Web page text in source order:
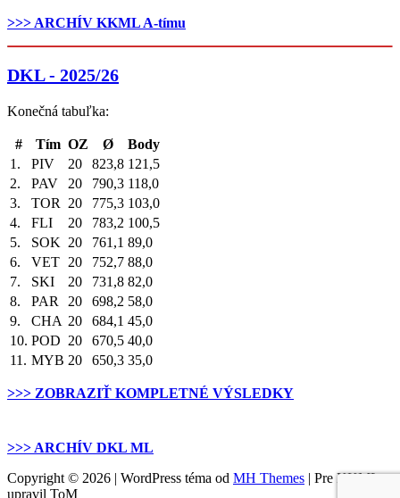
>>> ARCHÍV KKML A-tímu
DKL - 2025/26
Konečná tabuľka:
# Tím OZ Ø
Body
1.
PIV 20 823,8 121,5
2.
PAV 20 790,3 118,0
3.
TOR 20 775,3 103,0
4.
FLI 20 783,2 100,5
5.
SOK 20 761,1 89,0
6.
VET 20 752,7 88,0
7.
SKI 20 731,8 82,0
8.
PAR 20 698,2 58,0
9.
CHA 20 684,1 45,0
10. POD 20 670,5 40,0
11. MYB 20 650,3 35,0
>>> ZOBRAZIŤ KOMPLETNÉ VÝSLEDKY
>>> ARCHÍV DKL ML
Copyright © 2026 | WordPress téma od MH Themes | Pre KKML
upravil ToM